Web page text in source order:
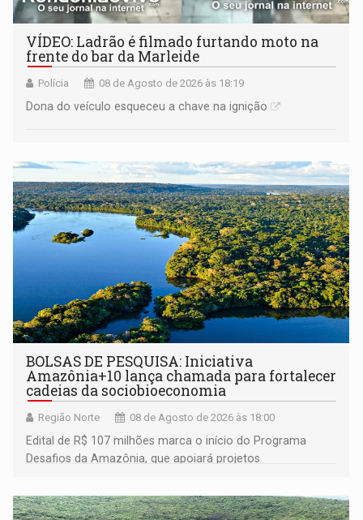
VÍDEO: Ladrão é filmado furtando moto na
frente do bar da Marleide
Polícia 08 de Agosto de 2026 às 18:19
Dona do veículo esqueceu a chave na ignição
BOLSAS DE PESQUISA: Iniciativa
Amazônia+10 lança chamada para fortalecer
cadeias da sociobioeconomia
Região Norte 08 de Agosto de 2026 às 18:00
Edital de R$ 107 milhões marca o início do Programa
Desafios da Amazônia, que apoiará projetos
submissão de pré-propostas poderá ser feita até 1º de
setembro